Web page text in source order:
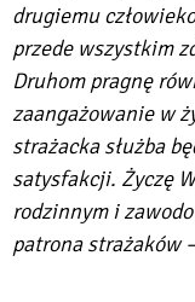
drugiemu
przede wszystkim
Druhom pragnę
zaangażowanie w
strażacka służba
satysfakcji. Życzę
rodzinnym i
patrona strażaków